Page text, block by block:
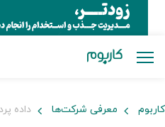
کاربوم معرفی شرکت‌ها داده